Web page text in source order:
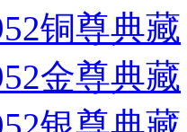
铜尊典藏
金尊典藏